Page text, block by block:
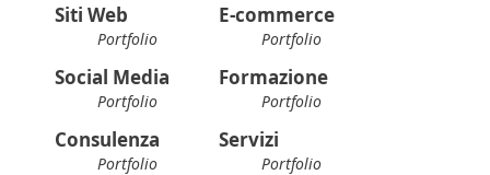
Siti Web
Portfolio
E-commerce
Portfolio
Social Media
Portfolio
Formazione
Portfolio
Consulenza
Portfolio
Servizi
Portfolio